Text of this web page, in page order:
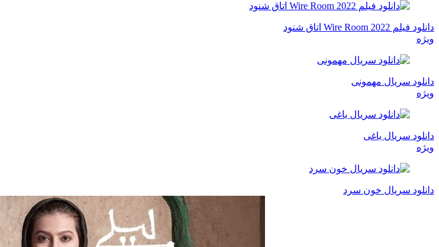
دانلود فیلم Wire Room 2022 اتاق شنود
ویژه
دانلود سریال مهمونی
ویژه
دانلود سریال یاغی
ویژه
دانلود سریال خون سرد